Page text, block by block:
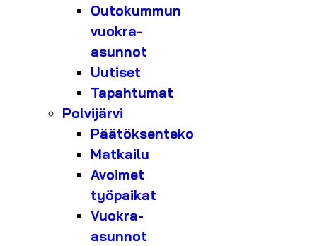
Outokummun
vuokra-
asunnot
Uutiset
Tapahtumat
Polvijärvi
Päätöksenteko
Matkailu
Avoimet
työpaikat
Vuokra-
asunnot